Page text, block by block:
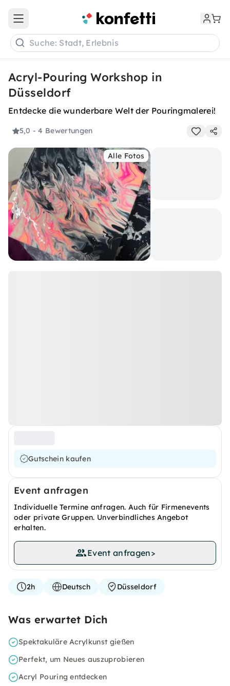
Open main menu
Suche: Stadt, Erlebnis
Acryl-Pouring Workshop in
Düsseldorf
Entdecke die wunderbare Welt der Pouringmalerei!
5,0 - 4 Bewertungen
Alle Fotos
Gutschein kaufen
Event anfragen
Individuelle Termine anfragen. Auch für Firmenevents
oder private Gruppen. Unverbindliches Angebot
erhalten.
Event anfragen>
2h Deutsch Düsseldorf
Was erwartet Dich
Spektakuläre Acrylkunst gießen
Perfekt, um Neues auszuprobieren
Acryl Pouring entdecken